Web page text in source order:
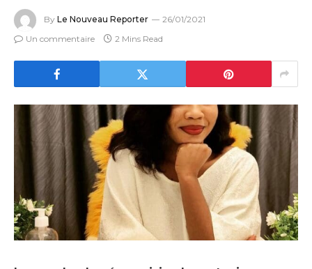
By Le Nouveau Reporter
26/01/2021
Un commentaire
2 Mins Read